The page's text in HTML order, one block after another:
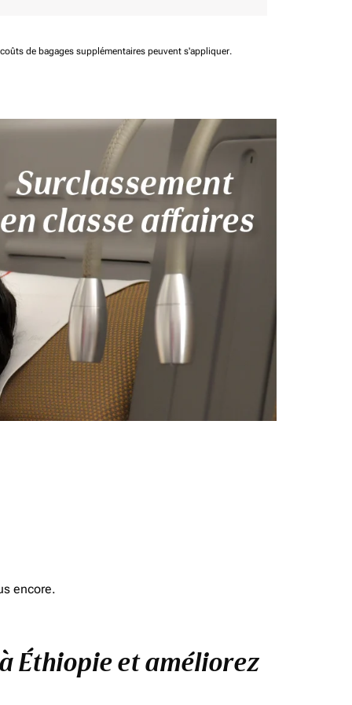
de bagages supplémentaires peuvent s'appliquer.
encore.
Éthiopie et améliorez